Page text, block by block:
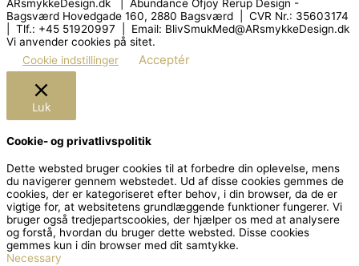
ARsmykkeDesign.dk | Abundance Ofjoy Rerup Design -
Bagsværd Hovedgade 160, 2880 Bagsværd | CVR Nr.: 35603174
| Tlf.: +45 51920997 | Email: BlivSmukMed@ARsmykkeDesign.dk
Vi anvender cookies på sitet.
Cookie indstillinger
Acceptér
Luk
Cookie- og privatlivspolitik
Dette websted bruger cookies til at forbedre din oplevelse, mens
du navigerer gennem webstedet. Ud af disse cookies gemmes de
cookies, der er kategoriseret efter behov, i din browser, da de er
vigtige for, at websitetens grundlæggende funktioner fungerer. Vi
bruger også tredjepartscookies, der hjælper os med at analysere
og forstå, hvordan du bruger dette websted. Disse cookies
gemmes kun i din browser med dit samtykke.
Necessary